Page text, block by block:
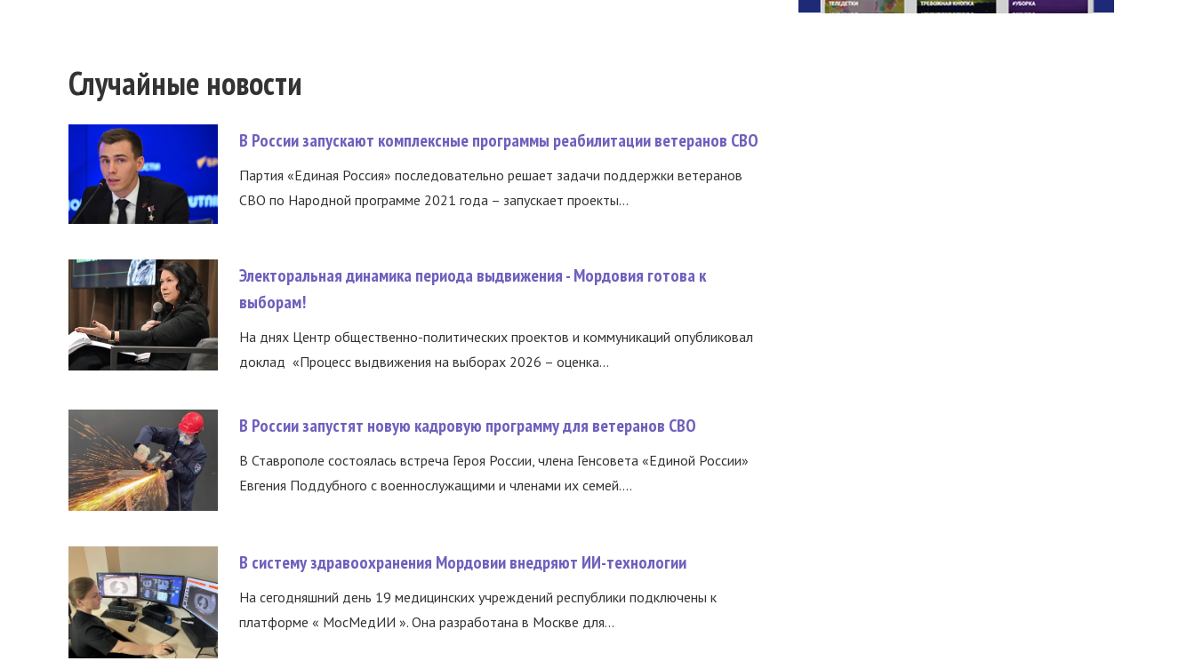
Случайные новости
В России запускают комплексные программы реабилитации ветеранов СВО
Партия «Единая Россия» последовательно решает задачи поддержки ветеранов
СВО по Народной программе 2021 года – запускает проекты...
Электоральная динамика периода выдвижения - Мордовия готова к
выборам!
На днях Центр общественно-политических проектов и коммуникаций опубликовал
доклад «Процесс выдвижения на выборах 2026 – оценка...
В России запустят новую кадровую программу для ветеранов СВО
В Ставрополе состоялась встреча Героя России, члена Генсовета «Единой России»
Евгения Поддубного с военнослужащими и членами их семей....
В систему здравоохранения Мордовии внедряют ИИ-технологии
На сегодняшний день 19 медицинских учреждений республики подключены к
платформе « МосМедИИ ». Она разработана в Москве для...